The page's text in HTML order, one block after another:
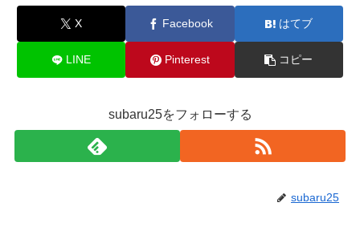
X Facebook はてブ
LINE Pinterest コピー
subaru25をフォローする
subaru25